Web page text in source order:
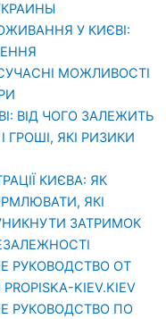
У КИЄВІ:
МОЖЛИВОСТІ
ВІД ЧОГО ЗАЛЕЖИТЬ
ГРОШІ, ЯКІ РИЗИКИ
КИЄВА: ЯК
ЯКІ
ЗАТРИМОК
РУКОВОДСТВО ОТ
KIEV.KIEV
РУКОВОДСТВО ПО